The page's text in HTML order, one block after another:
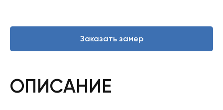
Заказать замер
ОПИСАНИЕ